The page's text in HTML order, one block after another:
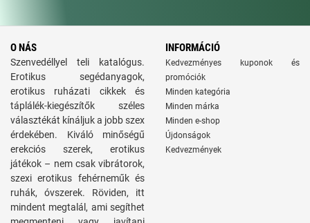
O NÁS
Szenvedéllyel teli katalógus.
Erotikus segédanyagok,
erotikus ruházati cikkek és
táplálék-kiegészítők széles
választékát kínáljuk a jobb szex
érdekében. Kiváló minőségű
erekciós szerek, erotikus
játékok – nem csak vibrátorok,
szexi erotikus fehérneműk és
ruhák, óvszerek. Röviden, itt
mindent megtalál, ami segíthet
INFORMÁCIÓ
Kedvezményes kuponok és
promóciók
Minden kategória
Minden márka
Minden e-shop
Újdonságok
Kedvezmények